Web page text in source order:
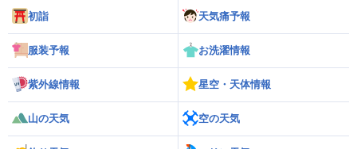
初詣 天気痛予報
服装予報 お洗濯情報
紫外線情報 星空・天体情報
山の天気 空の天気